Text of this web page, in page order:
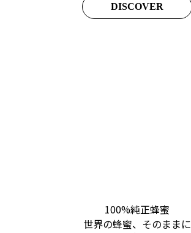
DISCOVER
100%純正蜂蜜
世界の蜂蜜、そのままに